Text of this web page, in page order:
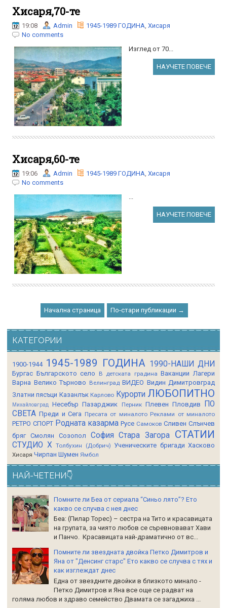
Хисаря,70-те
19:08 Admin 1945-1989 ГОДИНА Хисаря
No comments
Изглед от 70...
НАУЧЕТЕ ПОВЕЧЕ
Хисаря,60-те
19:06 Admin 1945-1989 ГОДИНА Хисаря
No comments
НАУЧЕТЕ ПОВЕЧЕ
Начална страница По-стари публикации →
КАТЕГОРИИ
1900-1944 1945-1989 ГОДИНА 1990-НАШИ ДНИ
Бургас Българското село В детската градина Ваканции Лагери
Варна Велико Търново Велинград ВИДЕО Видин Димитровград
Златни пясъци Казанлък Карлово Курорти ЛЮБОПИТНО
Михайловград Несебър Пазарджик Перник Плевен Пловдив
ПО
СВЕТА Преди и Сега Пресата от миналото Реклами от миналото
РЕТРО СПОРТ Родната казарма Русе Самоков Сливен Слънчев
бряг Смолян Созопол София Стара Загора СТАТИИ
СТУДИО Х Толбухин (Добрич) Ученическите бригади Хасково
Хисаря Чирпан Шумен Ямбол
НАЙ-ЧЕТЕНИ👇
Помните ли Беа от сериала “Синьо лято”? Ето
какво се случва с нея днес
Беа: (Пилар Торес) – сестра на Тито и красавицата
на групата, за чиято любов се съревновават Хави
и Панчо. Красавицата най-драматично от вс...
Помните ли звездната двойка Петко Димитров и
Яна от "Денсинг старс" Ето какво се случва с тях и
как изглеждат днес
Една от звездните двойки в близкото минало -
Петко Димитров и Яна все още се радват на
голяма любов и здраво семейство Двамата се загаджиха ...